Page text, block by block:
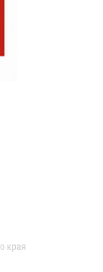
края